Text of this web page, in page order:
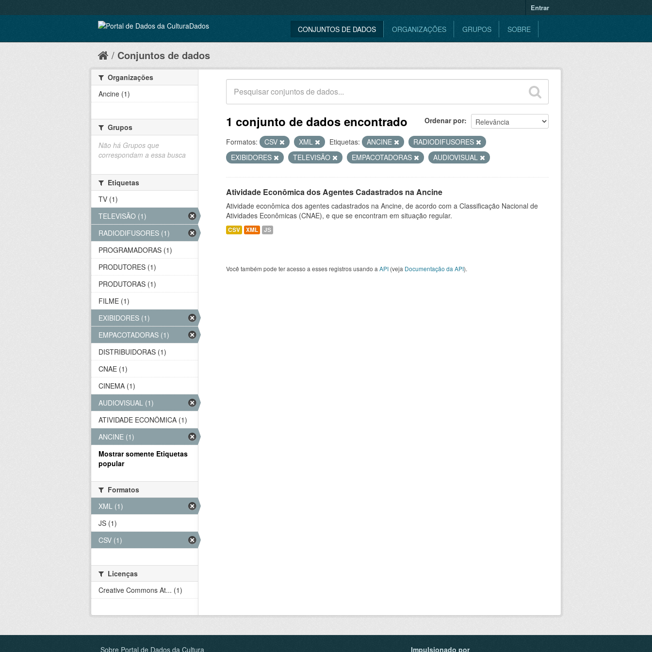
Entrar
CONJUNTOS DE DADOS ORGANIZAÇÕES GRUPOS SOBRE
Conjuntos de dados
Ordenar por
1 conjunto de dados encontrado
Formatos: CSV XML Etiquetas: ANCINE
RADIODIFUSORES
EXIBIDORES
TELEVISÃO EMPACOTADORAS AUDIOVISUAL
Atividade Econômica dos Agentes Cadastrados na Ancine
Atividade econômica dos agentes cadastrados na Ancine, de acordo com a Classificação Nacional de
Atividades Econômicas (CNAE), e que se encontram em situação regular.
CSV XML JS
Você também pode ter acesso a esses registros usando a API (veja Documentação da API).
Organizações
Ancine (1)
Grupos
Não há Grupos que
correspondam a essa busca
Etiquetas
TV (1)
TELEVISÃO (1)
RADIODIFUSORES (1)
PROGRAMADORAS (1)
PRODUTORES (1)
PRODUTORAS (1)
FILME (1)
EXIBIDORES (1)
EMPACOTADORAS (1)
DISTRIBUIDORAS (1)
CNAE (1)
CINEMA (1)
AUDIOVISUAL (1)
ATIVIDADE ECONÔMICA (1)
ANCINE (1)
Mostrar somente Etiquetas
popular
Formatos
XML (1)
JS (1)
CSV (1)
Licenças
Creative Commons At... (1)
Sobre Portal de Dados da Cultura Impulsionado por